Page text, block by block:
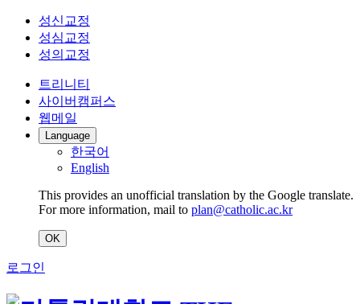
성신교정
성심교정
성의교정
트리니티
사이버캠퍼스
웹메일
Language
한국어
English
This provides an unofficial translation by the Google translate.
For more information, mail to plan@catholic.ac.kr
OK
로그인